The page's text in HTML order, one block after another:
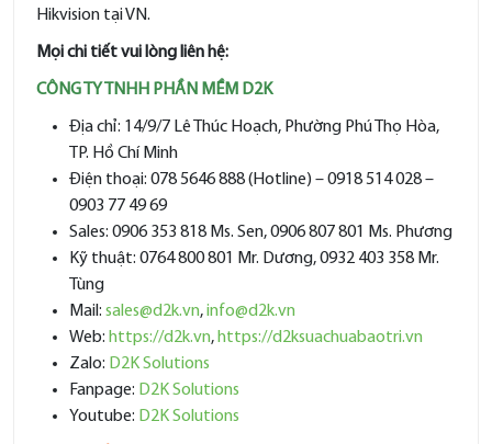
Hikvision tại VN.
Mọi chi tiết vui lòng liên hệ:
CÔNG TY TNHH PHẦN MỀM D2K
Địa chỉ: 14/9/7 Lê Thúc Hoạch, Phường Phú Thọ Hòa,
TP. Hồ Chí Minh
Điện thoại: 078 5646 888 (Hotline) – 0918 514 028 –
0903 77 49 69
Sales: 0906 353 818 Ms. Sen, 0906 807 801 Ms. Phương
Kỹ thuật: 0764 800 801 Mr. Dương, 0932 403 358 Mr.
Tùng
Mail: sales@d2k.vn,info@d2k.vn
Web: https://d2k.vn, https://d2ksuachuabaotri.vn
Zalo: D2K Solutions
Fanpage: D2K Solutions
Youtube: D2K Solutions